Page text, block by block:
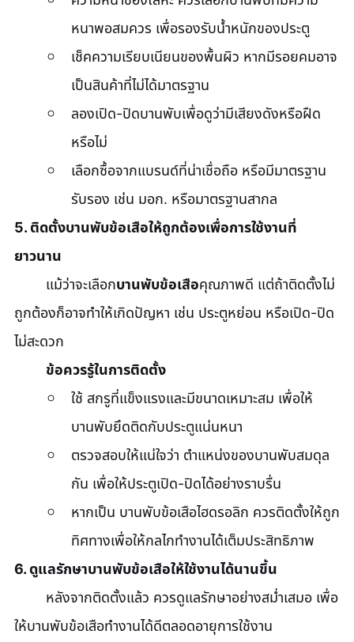
หนาพอสมควร เพื่อรองรับน้ำหนักของประตู
เช็คความเรียบเนียนของพื้นผิว หากมีรอยคมอาจ
เป็นสินค้าที่ไม่ได้มาตรฐาน
ลองเปิด-ปิดบานพับเพื่อดูว่ามีเสียงดังหรือฝืด
หรือไม่
เลือกซื้อจากแบรนด์ที่น่าเชื่อถือ หรือมีมาตรฐาน
รับรอง เช่น มอก. หรือมาตรฐานสากล
5. ติดตั้งบานพับข้อเสือให้ถูกต้องเพื่อการใช้งานที่
ยาวนาน
	แม้ว่าจะเลือก
บานพับข้อเสือคุณภาพดี แต่ถ้าติดตั้งไม่
ถูกต้องก็อาจทำให้เกิดปัญหา เช่น ประตูหย่อน หรือเปิด-ปิด
ไม่สะดวก
	ข้อควรรู้ในการติดตั้ง
ใช้ สกรูที่แข็งแรงและมีขนาดเหมาะสม เพื่อให้
บานพับยึดติดกับประตูแน่นหนา
ตรวจสอบให้แน่ใจว่า ตำแหน่งของบานพับสมดุล
กัน เพื่อให้ประตูเปิด-ปิดได้อย่างราบรื่น
หากเป็น บานพับข้อเสือไฮดรอลิก ควรติดตั้งให้ถูก
ทิศทางเพื่อให้กลไกทำงานได้เต็มประสิทธิภาพ
6. ดูแลรักษาบานพับข้อเสือให้ใช้งานได้นานขึ้น
ให้บานพับข้อเสือทำงานได้ดีตลอดอายุการใช้งาน